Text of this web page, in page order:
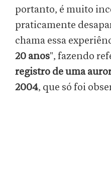
portanto, é muito
praticamente
chama essa
20 anos", fazendo
registro de uma
2004, que só foi